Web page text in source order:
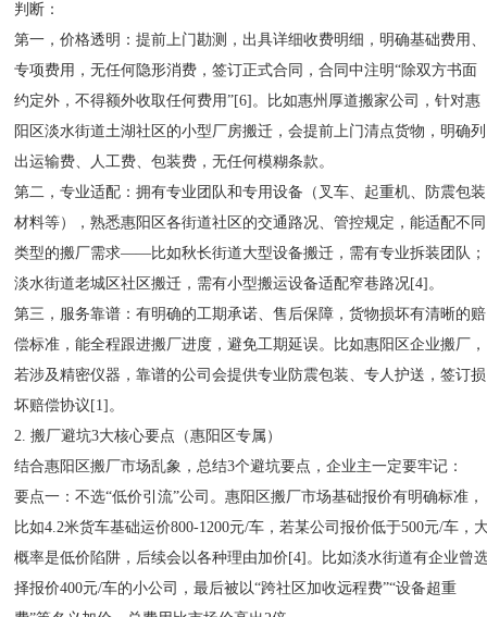
判断：
第一，价格透明：提前上门勘测，出具详细收费明细，明确基础费用、
专项费用，无任何隐形消费，签订正式合同，合同中注明“除双方书面
约定外，不得额外收取任何费用”[6]。比如惠州厚道搬家公司，针对惠
阳区淡水街道土湖社区的小型厂房搬迁，会提前上门清点货物，明确列
出运输费、人工费、包装费，无任何模糊条款。
第二，专业适配：拥有专业团队和专用设备（叉车、起重机、防震包装
材料等），熟悉惠阳区各街道社区的交通路况、管控规定，能适配不同
类型的搬厂需求——比如秋长街道大型设备搬迁，需有专业拆装团队；
淡水街道老城区社区搬迁，需有小型搬运设备适配窄巷路况[4]。
第三，服务靠谱：有明确的工期承诺、售后保障，货物损坏有清晰的赔
偿标准，能全程跟进搬厂进度，避免工期延误。比如惠阳区企业搬厂，
若涉及精密仪器，靠谱的公司会提供专业防震包装、专人护送，签订损
坏赔偿协议[1]。
2. 搬厂避坑3大核心要点（惠阳区专属）
结合惠阳区搬厂市场乱象，总结3个避坑要点，企业主一定要牢记：
要点一：不选“低价引流”公司。惠阳区搬厂市场基础报价有明确标准，
比如4.2米货车基础运价800-1200元/车，若某公司报价低于500元/车，
概率是低价陷阱，后续会以各种理由加价[4]。比如淡水街道有企业曾
择报价400元/车的小公司，最后被以“跨社区加收远程费”“设备超重